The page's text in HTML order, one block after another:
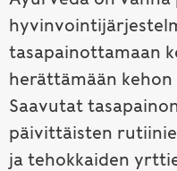
tasapainottamaan
herättämään
Saavutat
päivittäisten
ja tehokkaiden